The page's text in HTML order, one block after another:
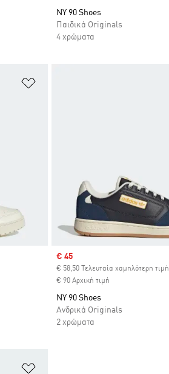
NY 90 Shoes
Παιδικά Originals
4 χρώματα
Sale price
€ 45
€ 58,50 Τελευταία χαμηλότερη τιμή
€ 90 Αρχική τιμή
NY 90 Shoes
Ανδρικά Originals
2 χρώματα